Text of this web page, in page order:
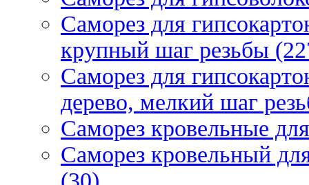
Саморез для
крупный шаг резьбы
Саморез для
дерево, мелкий шаг
Саморез кровельные
Саморез кровельный